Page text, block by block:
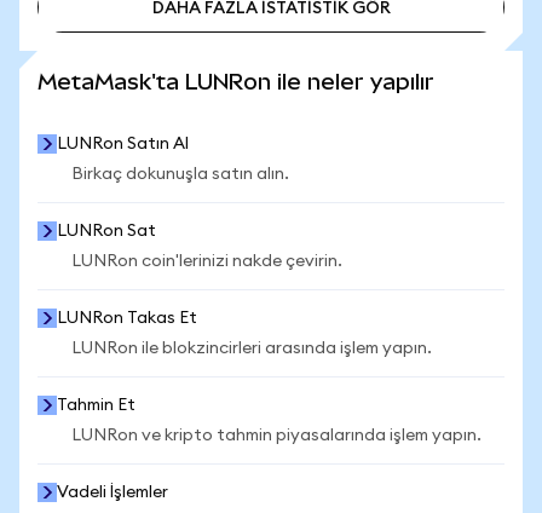
DAHA FAZLA İSTATİSTİK GÖR
MetaMask'ta LUNRon ile neler yapılır
LUNRon Satın Al
Birkaç dokunuşla satın alın.
LUNRon Sat
LUNRon coin'lerinizi nakde çevirin.
LUNRon Takas Et
LUNRon ile blokzincirleri arasında işlem yapın.
Tahmin Et
LUNRon ve kripto tahmin piyasalarında işlem yapın.
Vadeli İşlemler